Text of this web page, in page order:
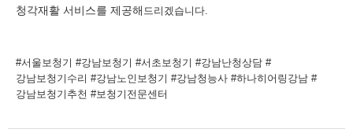
청각재활 서비스를 제공해 드리겠습니다.
#서울보청기 #강남보청기 #서초보청기 #강남난청상담 #
강남보청기수리 #강남노인보청기 #강남청능사 #하나히어링강남 #
강남보청기추천 #보청기전문센터